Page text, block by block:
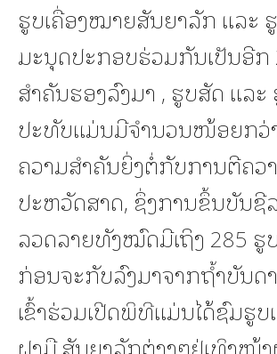
ຮູບເຄື່ອງໝາຍສັນຍາລັກ ແລະ
ມະນຸດປະກອບຮ່ວມກັນເປັນອີ
ສໍາຄັນຮອງລົງມາ , ຮູບສັດ ແລ
ປະທັບແມ່ນມີຈໍານວນໜ້ອຍກວ່
ຄວາມສໍາຄັນຍິ່ງຕໍ່ກັບການຕີຄ
ປະຫວັດສາດ, ຊຶ່ງການຂຶ້ນບັນຊີ
ລວດລາຍທັງໝົດມີເຖິງ 285 ຮູ
ກ່ອນຈະກັບລົງມາຈາກຖໍ້າບັນດ
ເຂົ້າຮ່ວມເປີດພິທີແມ່ນໄດ້ຊົມຮູ
ຝາມື,ສັນຍາລັກຕ່າງໆຢູ່ເທິງໜ້າ